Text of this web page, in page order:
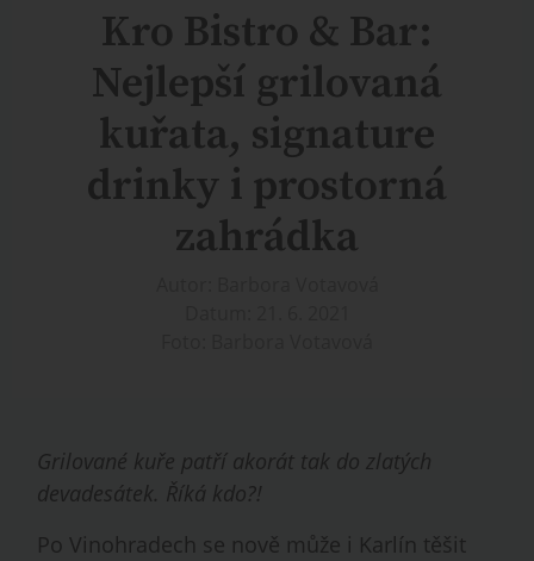
Kro Bistro & Bar:
Nejlepší grilovaná
kuřata, signature
drinky i prostorná
zahrádka
Grilované kuře patří akorát tak do zlatých
devadesátek. Říká kdo?!
Po Vinohradech se nově může i Karlín těšit